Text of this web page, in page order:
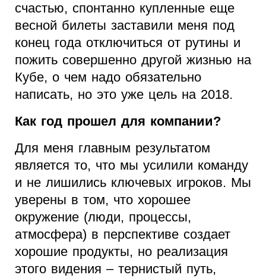
счастью, спонтанно купленные еще
весной билеты заставили меня под
конец года отключиться от рутины и
пожить совершенно другой жизнью на
Кубе, о чем надо обязательно
написать, но это уже цель на 2018.
Как год прошел для компании?
Для меня главным результатом
является то, что мы усилили команду
и не лишились ключевых игроков. Мы
уверены в том, что хорошее
окружение (люди, процессы,
атмосфера) в перспективе создает
хорошие продукты, но реализация
этого видения – тернистый путь,